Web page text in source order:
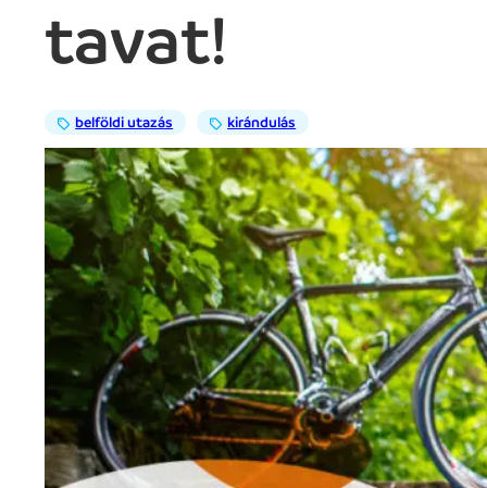
tavat!
belföldi utazás kirándulás